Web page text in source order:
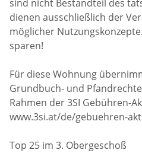
sind nicht Bestandteil des
dienen ausschließlich der
möglicher
sparen!
Für diese Wohnung
Grundbuch- und
Rahmen der 3SI Gebühren-
www.3si.at/de/gebuehren-
Top 25 im 3. Obergeschoß